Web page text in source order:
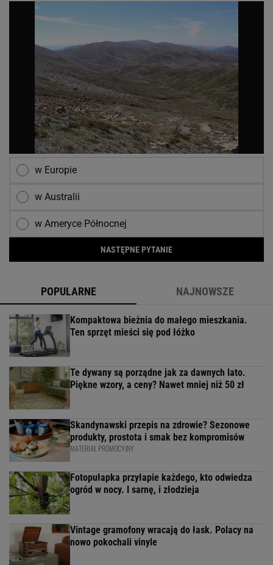
w Europie
w Australii
w Ameryce Północnej
NASTĘPNE PYTANIE
POPULARNE NAJNOWSZE
Kompaktowa bieżnia do małego mieszkania.
Ten sprzęt mieści się pod łóżko
Te dywany są porządne jak za dawnych lato.
Piękne wzory, a ceny? Nawet mniej niż 50 zł
Skandynawski przepis na zdrowie? Sezonowe
produkty, prostota i smak bez kompromisów
MATERIAŁ PROMOCYJNY
Fotopułapka przyłapie każdego, kto odwiedza
ogród w nocy. I sarnę, i złodzieja
Vintage gramofony wracają do łask. Polacy na
nowo pokochali vinyle